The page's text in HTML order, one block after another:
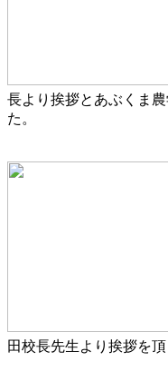
長より挨拶とあぶくま
た。
田校長先生より挨拶を頂